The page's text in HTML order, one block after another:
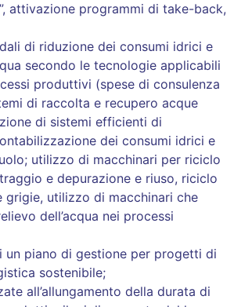
attivazione programmi di take-back,
di riduzione dei consumi idrici e
secondo le tecnologie applicabili
produttivi (spese di consulenza
di raccolta e recupero acque
di sistemi efficienti di
dei consumi idrici e
utilizzo di macchinari per riciclo
e depurazione e riuso, riciclo
grigie, utilizzo di macchinari che
dell’acqua nei processi
un piano di gestione per progetti di
sostenibile;
all’allungamento della durata di